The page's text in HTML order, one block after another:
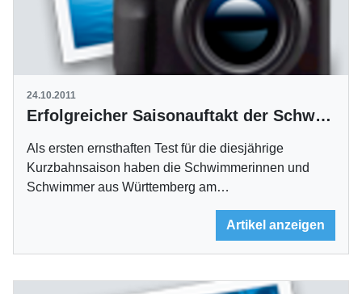
24.10.2011
Erfolgreicher Saisonauftakt der Schwimmer beim FINA Weltcup
Als ersten ernsthaften Test für die diesjährige
Kurzbahnsaison haben die Schwimmerinnen und
Schwimmer aus Württemberg am…
Artikel anzeigen